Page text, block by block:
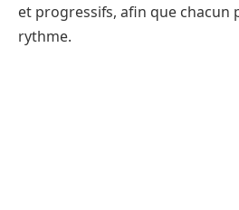
et progressifs, afin que chacun
rythme.